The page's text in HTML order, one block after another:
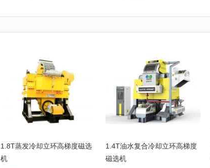
1.8T蒸发冷却立环高梯度磁选
机
1.4T油水复合冷却立环高梯度
磁选机